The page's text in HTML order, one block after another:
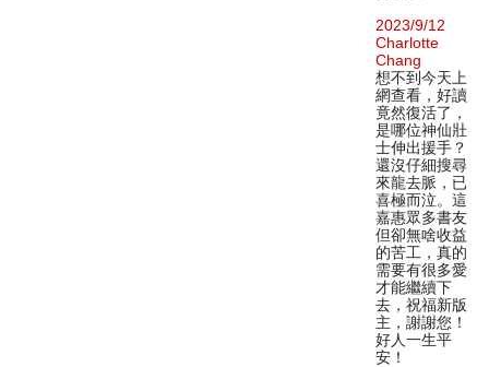
2023/9/12
Charlotte
Chang
想不到今天上
網查看，好讀
竟然復活了，
是哪位神仙壯
士伸出援手？
還沒仔細搜尋
來龍去脈，已
喜極而泣。這
嘉惠眾多書友
但卻無啥收益
的苦工，真的
需要有很多愛
才能繼續下
去，祝福新版
主，謝謝您！
好人一生平
安！